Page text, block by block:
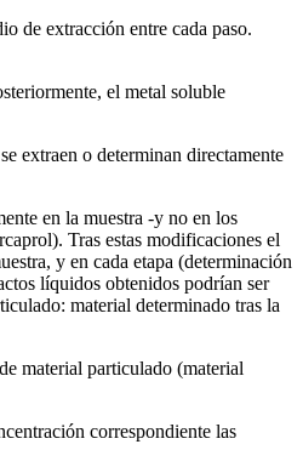
de extracción entre cada paso.
el metal soluble
extraen o determinan directamente
en la muestra -y no en los
Tras estas modificaciones el
y en cada etapa (determinación
líquidos obtenidos podrían ser
material determinado tras la
material particulado (material
correspondiente las